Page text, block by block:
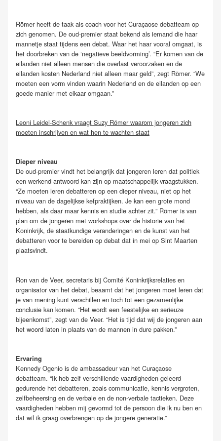
Römer heeft de taak als coach voor het Curaçaose debatteam op
zich genomen. De oud-premier staat bekend als iemand die haar
mannetje staat tijdens een debat. Waar het haar vooral omgaat, is
het doorbreken van de ‘negatieve beeldvorming’. “Er komen van de
eilanden niet alleen mensen die overlast veroorzaken en de
eilanden kosten Nederland niet alleen maar geld”, zegt Römer. “We
moeten een vorm vinden waarin Nederland en de eilanden op een
goede manier met elkaar omgaan.”
Leoni Leidel-Schenk vraagt Suzy Römer waarom jongeren zich
moeten inschrijven en wat hen te wachten staat
Dieper niveau
De oud-premier vindt het belangrijk dat jongeren leren dat politiek
een werkend antwoord kan zijn op maatschappelijk vraagstukken.
“Ze moeten leren debatteren op een dieper niveau, niet op het
niveau van de dagelijkse kefpraktijken. Je kan een grote mond
hebben, als daar maar kennis en studie achter zit.” Römer is van
plan om de jongeren met workshops over de historie van het
Koninkrijk, de staatkundige veranderingen en de kunst van het
debatteren voor te bereiden op debat dat in mei op Sint Maarten
plaatsvindt.
Ron van de Veer, secretaris bij Comité Koninkrijksrelaties en
organisator van het debat, beaamt dat het jongeren moet leren dat
je van mening kunt verschillen en toch tot een gezamenlijke
conclusie kan komen. “Het wordt een feestelijke en serieuze
bijeenkomst”, zegt van de Veer. “Het is tijd dat wij de jongeren aan
het woord laten in plaats van de mannen in dure pakken.”
Ervaring
Kennedy Ogenio is de ambassadeur van het Curaçaose
debatteam. “Ik heb zelf verschillende vaardigheden geleerd
gedurende het debatteren, zoals communicatie, kennis vergroten,
zelfbeheersing en de verbale en de non-verbale tactieken. Deze
vaardigheden hebben mij gevormd tot de persoon die ik nu ben en
dat wil ik graag overbrengen op de jongere generatie.”